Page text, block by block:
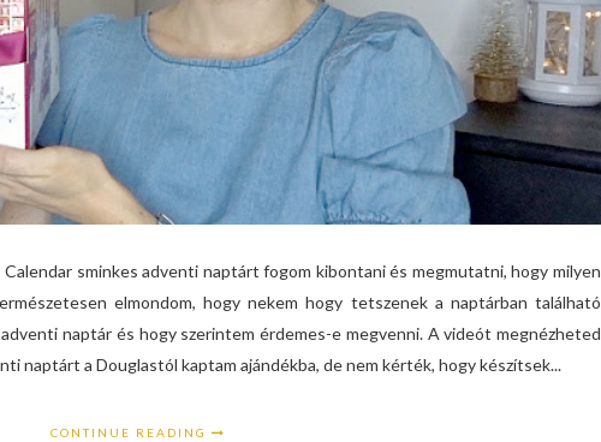
sminkes adventi naptárt fogom kibontani és megmutatni, hogy milyen
elmondom, hogy nekem hogy tetszenek a naptárban található
naptár és hogy szerintem érdemes-e megvenni. A videót megnézheted
naptárt a Douglastól kaptam ajándékba, de nem kérték, hogy készítsek...
CONTINUE READING